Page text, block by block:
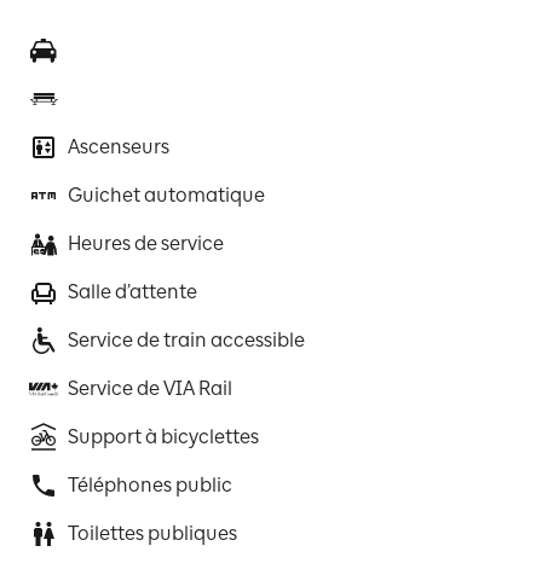
Ascenseurs
Guichet automatique
Heures de service
Salle d’attente
Service de train accessible
Service de VIA Rail
Support à bicyclettes
Téléphones public
Toilettes publiques